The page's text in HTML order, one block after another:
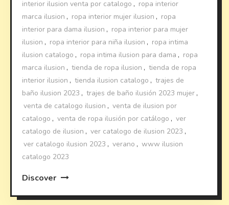
interior ilusion venta por catalogo , ropa interior
marca ilusion , ropa interior mujer ilusion , ropa
interior para dama ilusion , ropa interior para mujer
ilusion , ropa interior para niña ilusion , ropa intima
ilusion catalogo , ropa intima ilusion para dama , ropa
marca ilusion , tienda de ropa ilusion , tienda de ropa
interior ilusion , tienda ilusion catalogo , trajes de
baño ilusion 2023 , trajes de baño ilusión 2023 mujer ,
venta de catalogo ilusion , venta de ilusion por
catalogo , venta de ropa ilusión por catálogo , ver
catalogo de ilusion , ver catalogo de ilusion 2023 ,
ver catalogo ilusion 2023 , verano , www ilusion
catalogo 2023
Discover